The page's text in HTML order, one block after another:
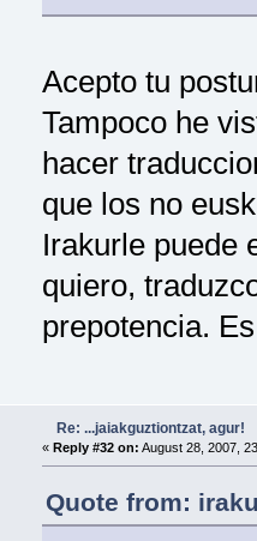
Acepto tu
Tampoco he
hacer
que los no
Irakurle puede
quiero,
prepotencia.
Re: ...jaiakguztiontzat, agur!
« Reply #32 on: August 28, 2007,
Quote from: